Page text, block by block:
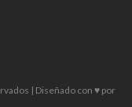
| Diseñado con ♥ por